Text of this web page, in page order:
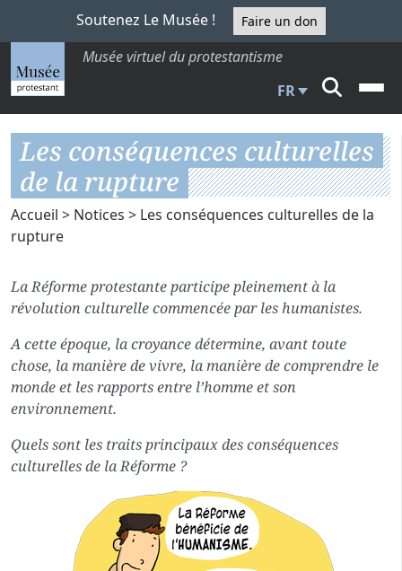
Soutenez Le Musée ! Faire un don
Musée virtuel du protestantisme
FR
Les conséquences culturelles
de la rupture
Accueil > Notices > Les conséquences culturelles de la
rupture
La Réforme protestante participe pleinement à la
révolution culturelle commencée par les humanistes.
A cette époque, la croyance détermine, avant toute
chose, la manière de vivre, la manière de comprendre le
monde et les rapports entre l’homme et son
environnement.
Quels sont les traits principaux des conséquences
culturelles de la Réforme ?